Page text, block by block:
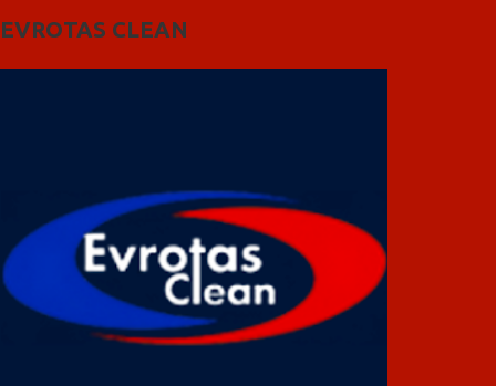
EVROTAS CLEAN